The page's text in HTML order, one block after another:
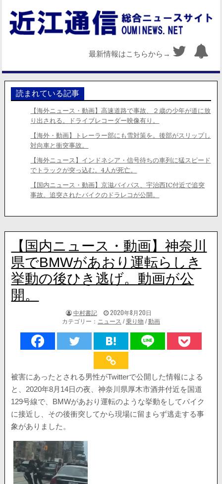
最新情報はこちらから→
読まれている記事
【海外ニュース・動画】高速道路で事故、２歳の少年が道に放
り出される。ドライブレコーダー映像有り。
【海外・動画】トレーラー部にも雪対策を。後部がスリップし
対向車と衝突事故。
【海外ニュース】インドネシア・信号待ちの車列に猛スピード
でトラックが突っ込む。4人が死亡。
【国内ニュース・動画】京滋バイパス、宇治西IC付近で追突
事故。追突されたバイクのドラレコが公開。
【国内ニュース・動画】神奈川
県でBMWがあおり運転らしき
挙動の後ひき逃げ。動画が公
開。
著
者:
中村書記
掲
載
日：
2020年8月20日
カテゴリー： ニュース /乗り物 /動画
被害にあったとされる男性がTwitterで公開した情報による
と、2020年8月14日の夜、神奈川県厚木市酒井付近を国道
129号線で、BMWがあおり運転のような挙動をしてバイク
に接近し、その後衝突してから現場に留まらず逃走する事
象がありました。